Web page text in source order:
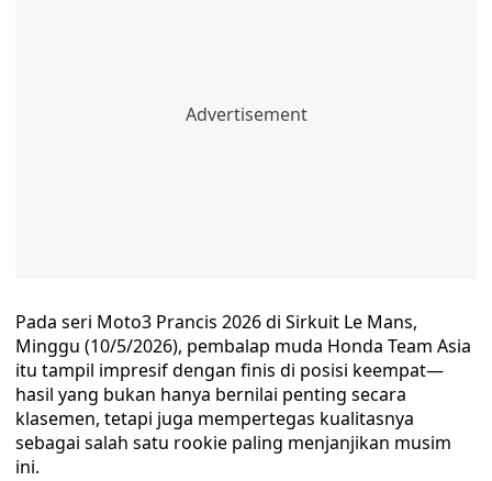
Pada seri Moto3 Prancis 2026 di Sirkuit Le Mans,
Minggu (10/5/2026), pembalap muda Honda Team Asia
itu tampil impresif dengan finis di posisi keempat—
hasil yang bukan hanya bernilai penting secara
klasemen, tetapi juga mempertegas kualitasnya
sebagai salah satu rookie paling menjanjikan musim
ini.